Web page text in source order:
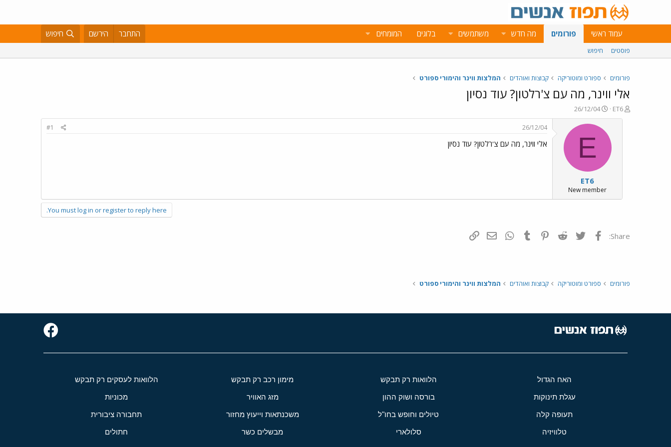
עמוד ראשי פורומים מה חדש משתמשים בלוגים המומחים התחבר הירשם חיפוש
פוסטים חיפוש
פורומים ספורט ומוטוריקה קבוצות ואוהדים המלצות ווינר והימורי ספורט
אלי ווינר, מה עם צ'רלטון? עוד נסיון
פ
ו
ET6
פ
ו
ר
א
י
ך
26/12/04
E
ET6
New member
26/12/04
#1
אלי ווינר, מה עם צ'רלטון? עוד נסיון
You must log in or register to reply here.
Share: פייסבוק Twitter
Reddit
Pinterest
Tumblr
WhatsAppדואר אלקטרוני
פורומים ספורט ומוטוריקה קבוצות ואוהדים המלצות ווינר והימורי ספורט
האח הגדול הלוואות רק תבקש מימון רכב רק תבקש הלוואות לעסקים רק תבקש
עגלת תינוקות בורסה ושוק ההון מזג האוויר מכוניות
תעופה קלה טיולים וחופש בחו"ל משכנתאות וייעוץ מחזור תחבורה ציבורית
טלוויזיה סלולארי מבשלים כשר חתולים